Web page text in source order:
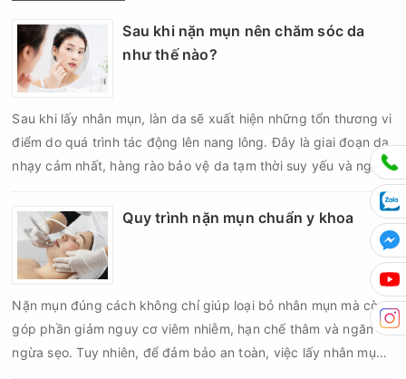
Sau khi nặn mụn nên chăm sóc da
như thế nào?
Sau khi lấy nhân mụn, làn da sẽ xuất hiện những tổn thương vi
điểm do quá trình tác động lên nang lông. Đây là giai đoạn da
nhạy cảm nhất, hàng rào bảo vệ da tạm thời suy yếu và nguy
cơ viêm nhiễm, thâm sau mụn hoặc hình thành sẹo sẽ tăng lên
nếu chăm sóc không đúng cách. Chính vì vậy, việc chăm sóc
da sau nặn mụn không chỉ giúp vùng da hồi phục nhanh hơn
mà còn góp phần giảm nguy cơ tái phát mụn và hạn chế các
biến chứng về sau.
Quy trình nặn mụn chuẩn y khoa
Nặn mụn đúng cách không chỉ giúp loại bỏ nhân mụn mà còn
góp phần giảm nguy cơ viêm nhiễm, hạn chế thâm và ngăn
ngừa sẹo. Tuy nhiên, để đảm bảo an toàn, việc lấy nhân mụn